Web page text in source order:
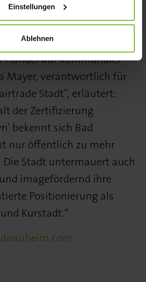
Einstellungen
Ablehnen
V.“ bereits 70 Akteure aus
und Wirtschaft als
können. Sie alle fördern
Handel auf kommunaler
Mayer, verantwortlich für
Stadt“, erläutert:
der Zertifizierung
bekennt sich Bad
nur öffentlich zu mehr
Die Stadt untermauert auch
imagefördernd ihre
Positionierung als
Kurstadt.“